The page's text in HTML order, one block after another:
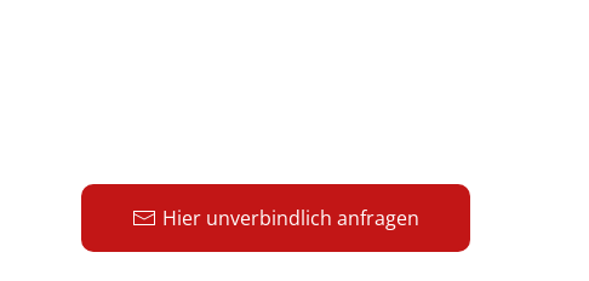
Hier unverbindlich anfragen